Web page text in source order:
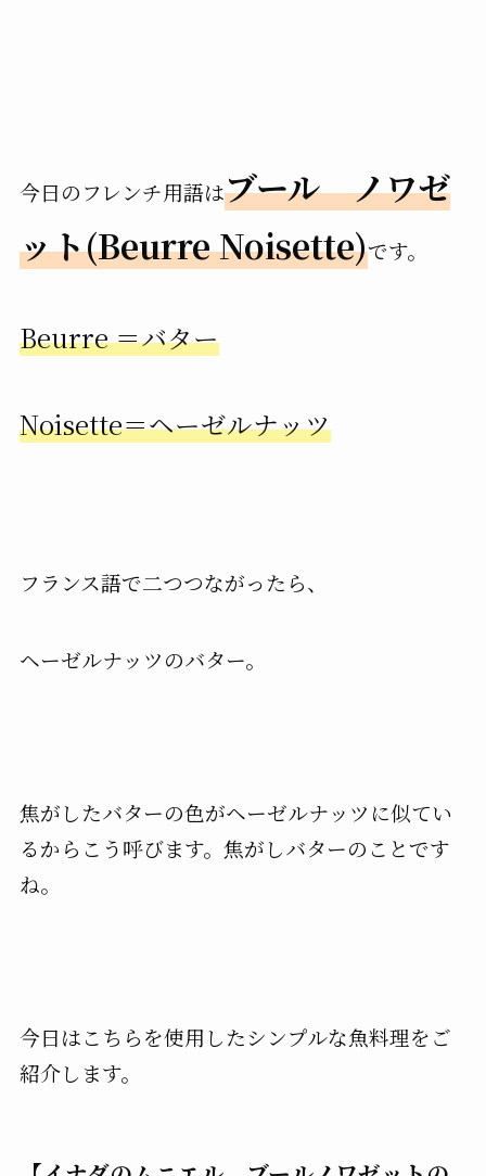
今日のフレンチ用語はブール ノワゼ
ット(Beurre Noisette)です。
Beurre＝バター
Noisette＝ヘーゼルナッツ
フランス語で二つつながったら、
ヘーゼルナッツのバター。
焦がしたバターの色がヘーゼルナッツに似てい
るからこう呼びます。焦がしバターのことです
ね。
今日はこちらを使用したシンプルな魚料理をご
紹介します。